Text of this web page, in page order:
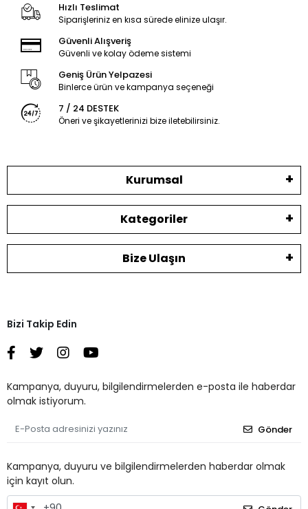
Hızlı Teslimat
Siparişleriniz en kısa sürede elinize ulaşır.
Güvenli Alışveriş
Güvenli ve kolay ödeme sistemi
Geniş Ürün Yelpazesi
Binlerce ürün ve kampanya seçeneği
7 / 24 DESTEK
Öneri ve şikayetlerinizi bize iletebilirsiniz.
Kurumsal
Kategoriler
Bize Ulaşın
Bizi Takip Edin
Kampanya, duyuru, bilgilendirmelerden e-posta ile haberdar
olmak istiyorum.
Gönder
Kampanya, duyuru ve bilgilendirmelerden haberdar olmak
için kayıt olun.